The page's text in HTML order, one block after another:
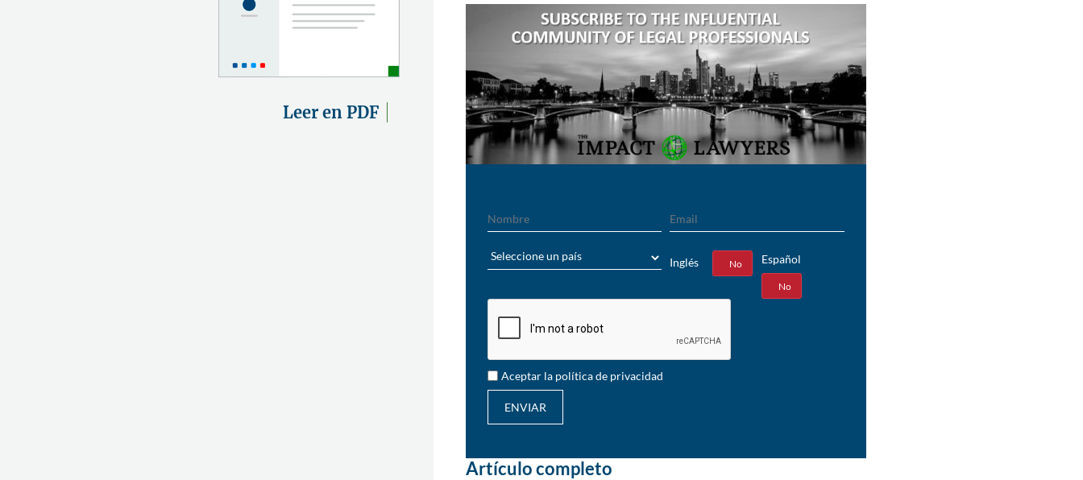
Leer en PDF
Inglés
Sí No Español
No
Aceptar la política de privacidad
ENVIAR
Artículo completo